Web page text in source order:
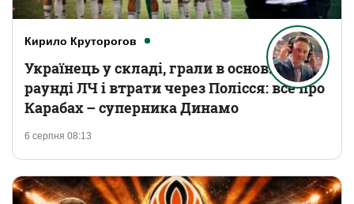
Кирило Круторогов
6 серпня 08:13
Українець у складі, грали в основному
раунді ЛЧ і втрати через Полісся: все про
Карабах – суперника Динамо